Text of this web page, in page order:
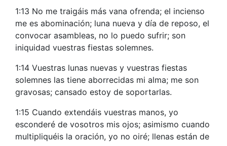
1:13 No me traigáis más vana ofrenda; el incienso
me es abominación; luna nueva y día de reposo, el
convocar asambleas, no lo puedo sufrir; son
iniquidad vuestras fiestas solemnes.
1:14 Vuestras lunas nuevas y vuestras fiestas
solemnes las tiene aborrecidas mi alma; me son
gravosas; cansado estoy de soportarlas.
1:15 Cuando extendáis vuestras manos, yo
esconderé de vosotros mis ojos; asimismo cuando
multipliquéis la oración, yo no oiré; llenas están de